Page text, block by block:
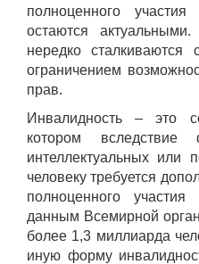
полноценного
остаются
нередко сталкиваются
ограничением
прав.
Инвалидность – это
котором вследствие
интеллектуальных или
человеку требуется
полноценного
данным Всемирной
более 1,3 миллиарда
иную форму